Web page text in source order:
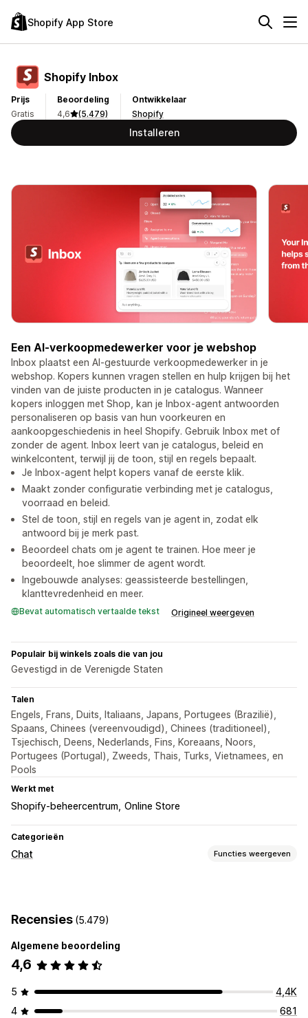
Shopify App Store
Shopify Inbox
Prijs
Gratis
Beoordeling
4,6
(5.479)
Ontwikkelaar
Shopify
Installeren
Een AI-verkoopmedewerker voor je webshop
Inbox plaatst een AI-gestuurde verkoopmedewerker in je
webshop. Kopers kunnen vragen stellen en hulp krijgen bij het
vinden van de juiste producten in je catalogus. Wanneer
kopers inloggen met Shop, kan je Inbox-agent antwoorden
personaliseren op basis van hun voorkeuren en
aankoopgeschiedenis in heel Shopify. Gebruik Inbox met of
zonder de agent. Inbox leert van je catalogus, beleid en
winkelcontent, terwijl jij de toon, stijl en regels bepaalt.
Je Inbox-agent helpt kopers vanaf de eerste klik.
Maakt zonder configuratie verbinding met je catalogus,
voorraad en beleid.
Stel de toon, stijl en regels van je agent in, zodat elk
antwoord bij je merk past.
Beoordeel chats om je agent te trainen. Hoe meer je
beoordeelt, hoe slimmer de agent wordt.
Ingebouwde analyses: geassisteerde bestellingen,
klanttevredenheid en meer.
Bevat automatisch vertaalde tekst Origineel weergeven
Populair bij winkels zoals die van jou
Gevestigd in de Verenigde Staten
Talen
Engels, Frans, Duits, Italiaans, Japans, Portugees (Brazilië),
Spaans, Chinees (vereenvoudigd), Chinees (traditioneel),
Tsjechisch, Deens, Nederlands, Fins, Koreaans, Noors,
Portugees (Portugal), Zweeds, Thais, Turks, Vietnamees, en
Pools
Werkt met
Shopify-beheercentrum Online Store
Categorieën
Chat Functies weergeven
Meerdere talen Pushmeldingen
Geautomatiseerde antwoorden
Kortingen
Veelgestelde vragen
Recensies (5.479)
Algemene beoordeling
4,6
5
4,4K
4
681